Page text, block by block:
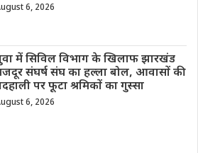
6, 2026
में सिविल विभाग के खिलाफ झारखंड
संघर्ष संघ का हल्ला बोल, आवासों की
पर फूटा श्रमिकों का गुस्सा
6, 2026